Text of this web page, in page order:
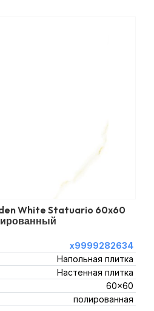
White Statuario 60x60
х9999282634
Напольная плитка
Настенная плитка
60x60
полированная